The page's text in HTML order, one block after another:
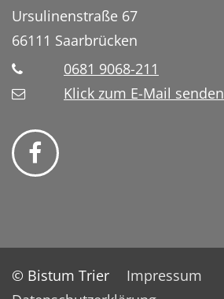
Ursulinenstraße 67
66111 Saarbrücken
0681 9068-211
Klick zum E-Mail senden
© Bistum Trier
Impressum